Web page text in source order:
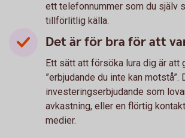
ett telefonnummer som du själv
tillförlitlig källa.
Det är för bra för att
Ett sätt att försöka lura dig är att
”erbjudande du inte kan motstå”.
investeringserbjudande som
avkastning, eller en flörtig
medier.